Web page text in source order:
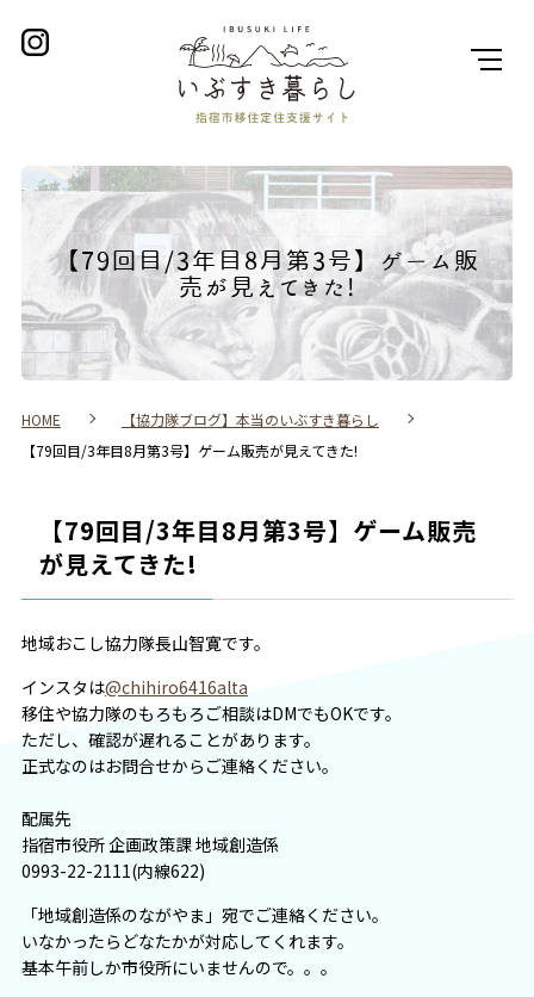
【79回目/3年目8月第3号】ゲーム販
売が見えてきた!
HOME
【協力隊ブログ】本当のいぶすき暮らし
【79回目/3年目8月第3号】ゲーム販売が見えてきた!
【79回目/3年目8月第3号】ゲーム販売
が見えてきた!
地域おこし協力隊長山智寛です。
インスタは@chihiro6416alta
移住や協力隊のもろもろご相談はDMでもOKです。
ただし、確認が遅れることがあります。
正式なのはお問合せからご連絡ください。
配属先
指宿市役所 企画政策課 地域創造係
0993-22-2111(内線622)
「地域創造係のながやま」宛でご連絡ください。
いなかったらどなたかが対応してくれます。
基本午前しか市役所にいませんので。。。